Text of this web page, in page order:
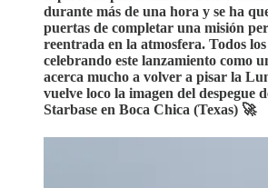
durante más de una hora y se ha
puertas de completar una misión
reentrada en la atmosfera. Todos
celebrando este lanzamiento como
acerca mucho a volver a pisar la
vuelve loco la imagen del despegue
Starbase en Boca Chica (Texas) 🚀